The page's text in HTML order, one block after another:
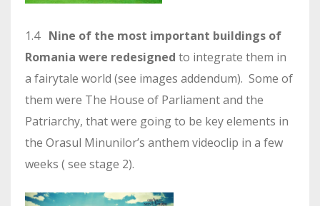
1.4 Nine of the most important buildings of
Romania were redesigned to integrate them in
a fairytale world (see images addendum). Some of
them were The House of Parliament and the
Patriarchy, that were going to be key elements in
the Orasul Minunilor’s anthem videoclip in a few
weeks ( see stage 2).